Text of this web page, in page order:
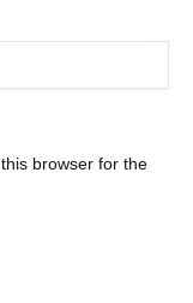
browser for the